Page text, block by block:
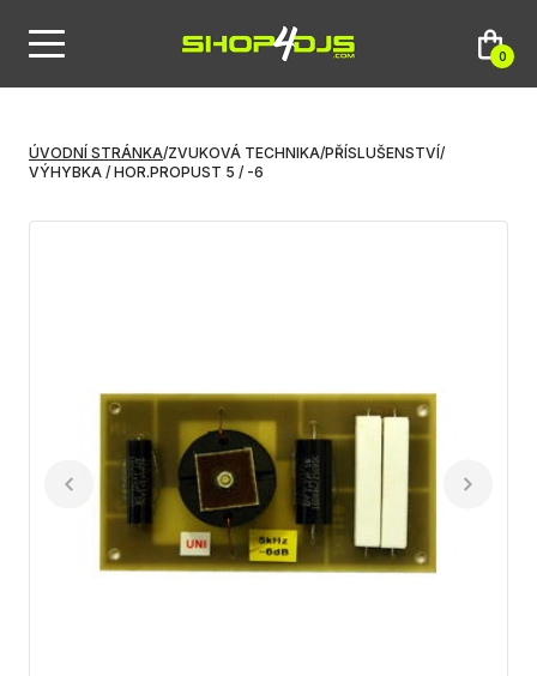
0
ÚVODNÍ STRÁNKA/ZVUKOVÁ TECHNIKA/PŘÍSLUŠENSTVÍ/
VÝHYBKA / HOR.PROPUST 5 / -6